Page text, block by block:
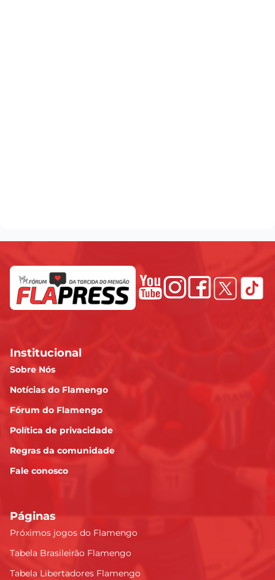
Institucional
Sobre Nós
Notícias do Flamengo
Fórum do Flamengo
Política de privacidade
Regras da comunidade
Fale conosco
Páginas
Próximos jogos do Flamengo
Tabela Brasileirão Flamengo
Tabela Libertadores Flamengo